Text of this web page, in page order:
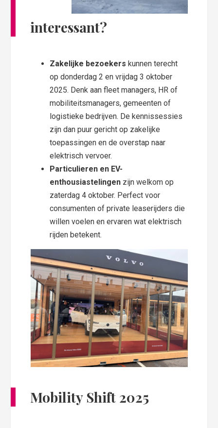
interessant?
Zakelijke bezoekers kunnen terecht
op donderdag 2 en vrijdag 3 oktober
2025. Denk aan fleet managers, HR of
mobiliteitsmanagers, gemeenten of
logistieke bedrijven. De kennissessies
zijn dan puur gericht op zakelijke
toepassingen en de overstap naar
elektrisch vervoer.
Particulieren en EV-
enthousiastelingen zijn welkom op
zaterdag 4 oktober. Perfect voor
consumenten of private leaserijders die
willen voelen en ervaren wat elektrisch
rijden betekent.
Mobility Shift 2025